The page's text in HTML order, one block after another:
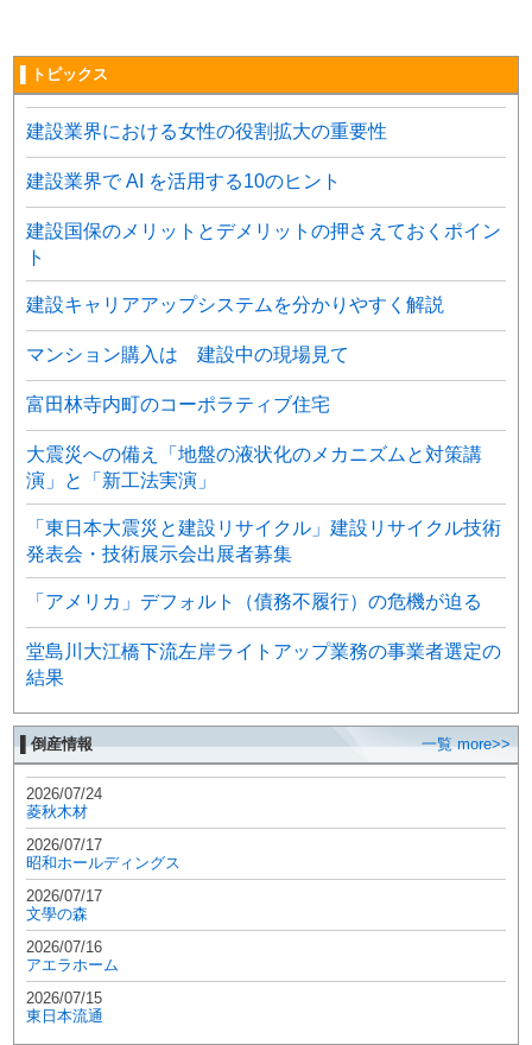
▌トピックス
建設業界における女性の役割拡大の重要性
建設業界で AI を活用する10のヒント
建設国保のメリットとデメリットの押さえておくポイン
ト
建設キャリアアップシステムを分かりやすく解説
マンション購入は 建設中の現場見て
富田林寺内町のコーポラティブ住宅
大震災への備え「地盤の液状化のメカニズムと対策講
演」と「新工法実演」
「東日本大震災と建設リサイクル」建設リサイクル技術
発表会・技術展示会出展者募集
「アメリカ」デフォルト（債務不履行）の危機が迫る
堂島川大江橋下流左岸ライトアップ業務の事業者選定の
結果
▌倒産情報 一覧 more>>
2026/07/24
菱秋木材
2026/07/17
昭和ホールディングス
2026/07/17
文學の森
2026/07/16
アエラホーム
2026/07/15
東日本流通